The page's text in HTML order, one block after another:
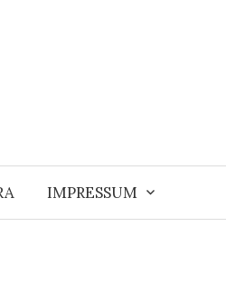
IMPRESSUM